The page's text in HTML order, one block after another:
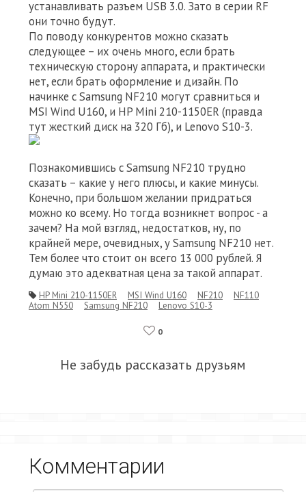
устанавливать разъем USB 3.0. Зато в серии RF
они точно будут.
По поводу конкурентов можно сказать
следующее – их очень много, если брать
техническую сторону аппарата, и практически
нет, если брать оформление и дизайн. По
начинке с Samsung NF210 могут сравниться и
MSI Wind U160, и HP Mini 210-1150ER (правда
тут жесткий диск на 320 Гб), и Lenovo S10-3.
Познакомившись с Samsung NF210 трудно
сказать – какие у него плюсы, и какие минусы.
Конечно, при большом желании придраться
можно ко всему. Но тогда возникнет вопрос - а
зачем? На мой взгляд, недостатков, ну, по
крайней мере, очевидных, у Samsung NF210 нет.
Тем более что стоит он всего 13 000 рублей. Я
думаю это адекватная цена за такой аппарат.
HP Mini 210-1150ER MSI Wind U160 NF210
NF110
Atom N550
Samsung NF210 Lenovo S10-3
0
Не забудь рассказать друзьям
Комментарии